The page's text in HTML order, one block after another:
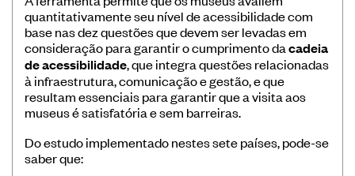
Notícias
Plataforma de Diagnósticos
Entre em contato
quantitativamente seu nível de acessibilidade com
base nas dez questões que devem ser levadas em
consideração para garantir o cumprimento dacadeia
de acessibilidade, que integra questões relacionadas
à infraestrutura, comunicação e gestão, e que
resultam essenciais para garantir que a visita aos
museus é satisfatória e sem barreiras.
Do estudo implementado nestes sete países, pode-se
saber que: